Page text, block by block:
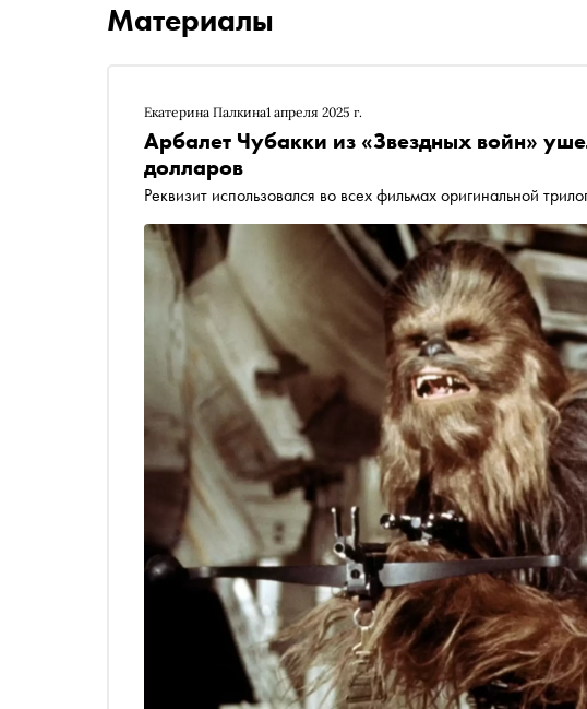
Материалы
Екатерина Палкина1 апреля 2025 г.
Арбалет Чубакки из «Звездных войн»
долларов
Реквизит использовался во всех фильмах оригинальной